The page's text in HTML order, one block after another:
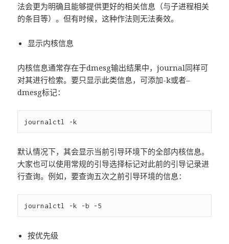
法会更为明确且能够提供更好的相关信息（与子进程相关
的条目等）。但有时候，这种作法则无法奏效。
显示内核信息
内核信息通常存在于dmesg输出结果中，journal同样可
对其进行检索。要只显示此类信息，可添加-k或者–
dmesg标记：
默认情况下，其会显示当前引导环境下的全部内核信息。
大家也可以使用常规的引导选择标记对此前的引导记录进
行查询。例如，要查询五次之前引导环境的信息：
按优先级